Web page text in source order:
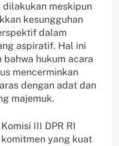
dilakukan meskipun
kesungguhan
dalam
aspiratif. Hal ini
hukum acara
mencerminkan
dengan adat dan
majemuk.
III DPR RI
yang kuat